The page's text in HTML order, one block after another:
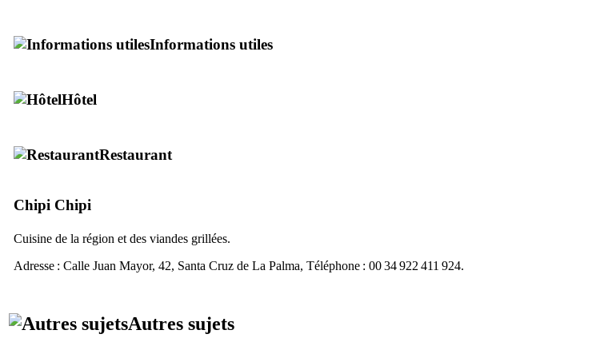
Informations utiles
Hôtel
Restaurant
Chipi Chipi
Cuisine de la région et des viandes grillées.
Adresse : Calle Juan Mayor, 42, Santa Cruz de La Palma, Téléphone : 00 34 922 411 924.
Autres sujets